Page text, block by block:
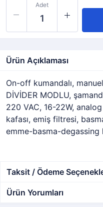
Adet
Ürün Açıklaması
On-off kumandalı,
DİVİDER MODLU,
220 VAC, 16-22W,
kafası, emiş filtresi,
emme-basma-degassing
Taksit / Ödeme
Ürün Yorumları